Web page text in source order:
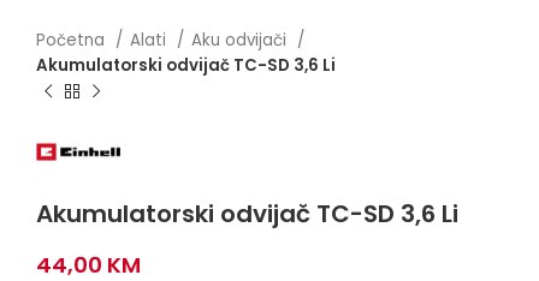
Početna Alati
Aku odvijači
Akumulatorski odvijač TC-SD 3,6 Li
Akumulatorski odvijač TC-SD 3,6 Li
44,00 KM